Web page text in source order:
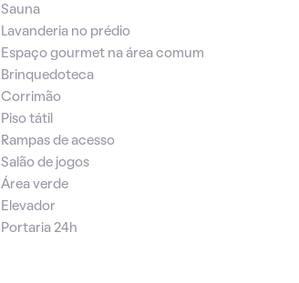
Sauna
Lavanderia no prédio
Espaço gourmet na área comum
Brinquedoteca
Corrimão
Piso tátil
Rampas de acesso
Salão de jogos
Área verde
Elevador
Portaria 24h